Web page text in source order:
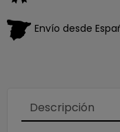
Envío desde
Descripción